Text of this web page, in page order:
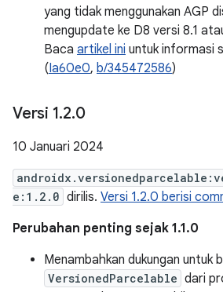
yang tidak menggunakan AGP
mengupdate ke D8 versi 8.1
Baca artikel ini untuk informasi
(Ia60e0, b/345472586)
Versi 1.2.0
10 Januari 2024
e:1.2.0 dirilis. Versi 1.2.0 berisi
Perubahan penting sejak 1.1.0
Menambahkan dukungan untuk
VersionedParcelable dari